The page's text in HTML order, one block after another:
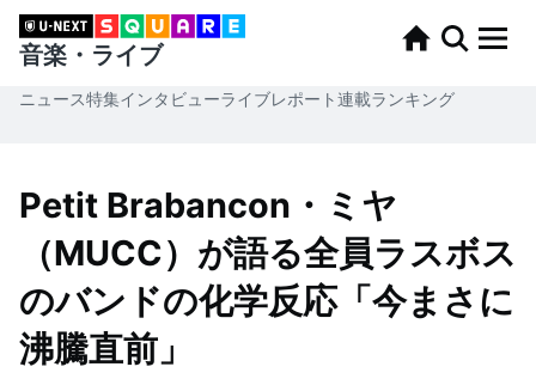
音楽・ライブ
ニュース特集インタビューライブレポート連載ランキング
Petit Brabancon・ミヤ
（MUCC）が語る全員ラスボス
のバンドの化学反応「今まさに
沸騰直前」